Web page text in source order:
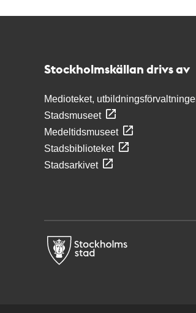
Stockholmskällan drivs av
Medioteket,
Stadsmuseet
Medeltidsmuseet
Stadsbiblioteket
Stadsarkivet